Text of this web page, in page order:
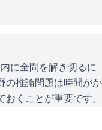
に全問を解き切るに
の推論問題は時間がか
くことが重要です。